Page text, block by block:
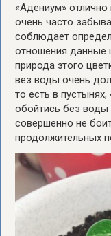
«Адениум»
очень часто
соблюдает
отношения данные
природа этого
вез воды очень
то есть в
обойтись без воды
совершенно не
продолжительных